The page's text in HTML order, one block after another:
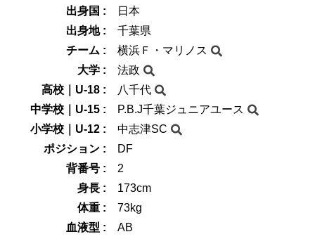
出身国 :
日本
出身地 :
千葉県
チーム :
横浜Ｆ・マリノス
大学 :
法政
高校｜U-18 :
八千代
中学校｜U-15 :
P.B.J千葉ジュニアユース
小学校｜U-12 :
中志津SC
ポジション :
DF
背番号 :
2
身長 :
173cm
体重 :
73kg
血液型 :
AB